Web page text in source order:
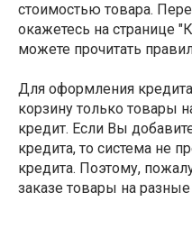
стоимостью товара.
окажетесь на странице
можете прочитать
Для оформления
корзину только товары
кредит. Если Вы
кредита, то система не
кредита. Поэтому,
заказе товары на